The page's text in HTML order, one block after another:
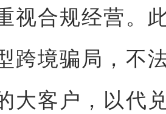
视合规经营。
跨境骗局，不
大客户，以代